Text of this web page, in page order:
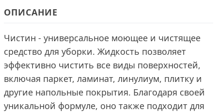
ОПИСАНИЕ
Чистин - универсальное моющее и чистящее
средство для уборки. Жидкость позволяет
эффективно чистить все виды поверхностей,
включая паркет, ламинат, линулиум, плитку и
другие напольные покрытия. Благодаря своей
уникальной формуле, оно также подходит для